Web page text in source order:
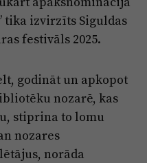
tika izvirzīts Siguldas
festivāls 2025.
godināt un apkopot
nozarē, kas
stiprina to lomu
nozares
norāda